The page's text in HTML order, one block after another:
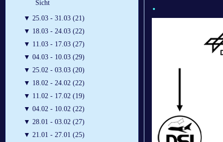
Sicht
▼ 25.03 - 31.03 (21)
▼ 18.03 - 24.03 (22)
▼ 11.03 - 17.03 (27)
▼ 04.03 - 10.03 (29)
▼ 25.02 - 03.03 (20)
▼ 18.02 - 24.02 (22)
▼ 11.02 - 17.02 (19)
▼ 04.02 - 10.02 (22)
▼ 28.01 - 03.02 (27)
▼ 21.01 - 27.01 (25)
.